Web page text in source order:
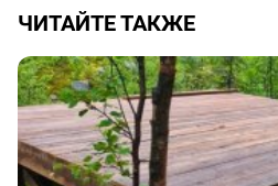
ЧИТАЙТЕ ТАКЖЕ